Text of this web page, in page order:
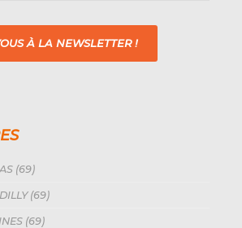
À LA NEWSLETTER !
(69)
(69)
(69)